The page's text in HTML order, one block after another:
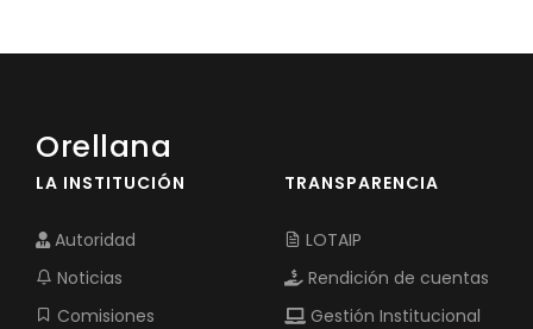
Orellana
LA INSTITUCIÓN
Autoridad
Noticias
Comisiones
TRANSPARENCIA
LOTAIP
Rendición de cuentas
Gestión Institucional